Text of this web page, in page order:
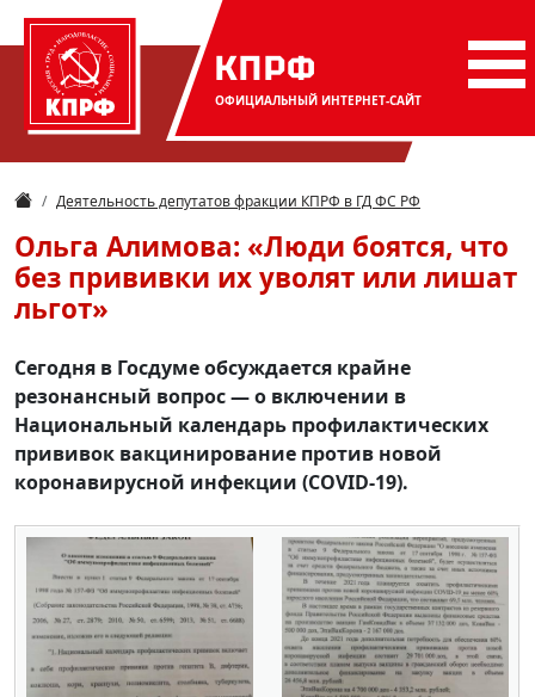
КПРФ
ОФИЦИАЛЬНЫЙ ИНТЕРНЕТ-САЙТ
Деятельность депутатов фракции КПРФ в ГД ФС РФ
Ольга Алимова: «Люди боятся, что
без прививки их уволят или лишат
льгот»
Сегодня в Госдуме обсуждается крайне
резонансный вопрос — о включении в
Национальный календарь профилактических
прививок вакцинирование против новой
коронавирусной инфекции (COVID-19).